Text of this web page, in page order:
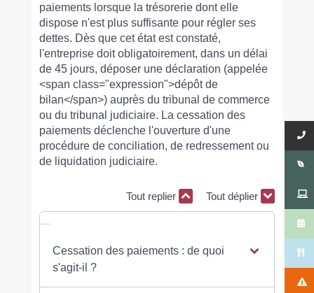
paiements lorsque la trésorerie dont elle
dispose n'est plus suffisante pour régler ses
dettes. Dès que cet état est constaté,
l'entreprise doit obligatoirement, dans un délai
de 45 jours, déposer une déclaration (appelée
<span class="expression">dépôt de
bilan</span>) auprès du tribunal de commerce
ou du tribunal judiciaire. La cessation des
paiements déclenche l'ouverture d'une
procédure de conciliation, de redressement ou
de liquidation judiciaire.
Tout replier Tout déplier
Cessation des paiements : de quoi
s'agit-il ?